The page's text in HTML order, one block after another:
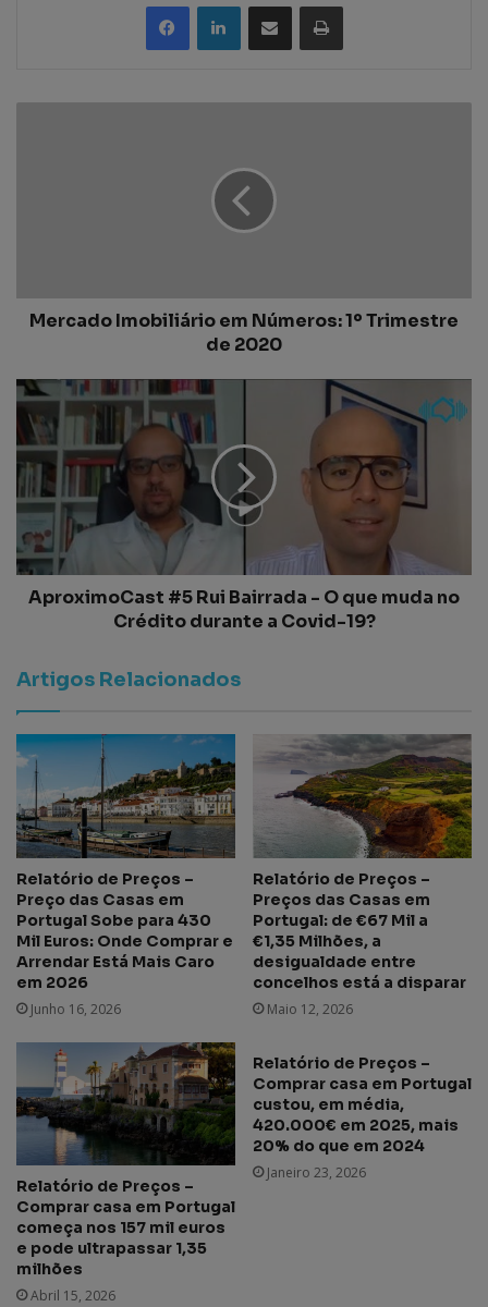
Partilhar Via Email Imprimir
Mercado Imobiliário em Números: 1º Trimestre
de 2020
AproximoCast #5 Rui Bairrada - O que muda no
Crédito durante a Covid-19?
Artigos Relacionados
Relatório de Preços –
Preço das Casas em
Portugal Sobe para 430
Mil Euros: Onde Comprar e
Arrendar Está Mais Caro
em 2026
Junho 16, 2026
Relatório de Preços –
Preços das Casas em
Portugal: de €67 Mil a
€1,35 Milhões, a
desigualdade entre
concelhos está a disparar
Maio 12, 2026
Relatório de Preços –
Comprar casa em Portugal
começa nos 157 mil euros
e pode ultrapassar 1,35
milhões
Abril 15, 2026
Relatório de Preços –
Comprar casa em Portugal
custou, em média,
420.000€ em 2025, mais
20% do que em 2024
Janeiro 23, 2026